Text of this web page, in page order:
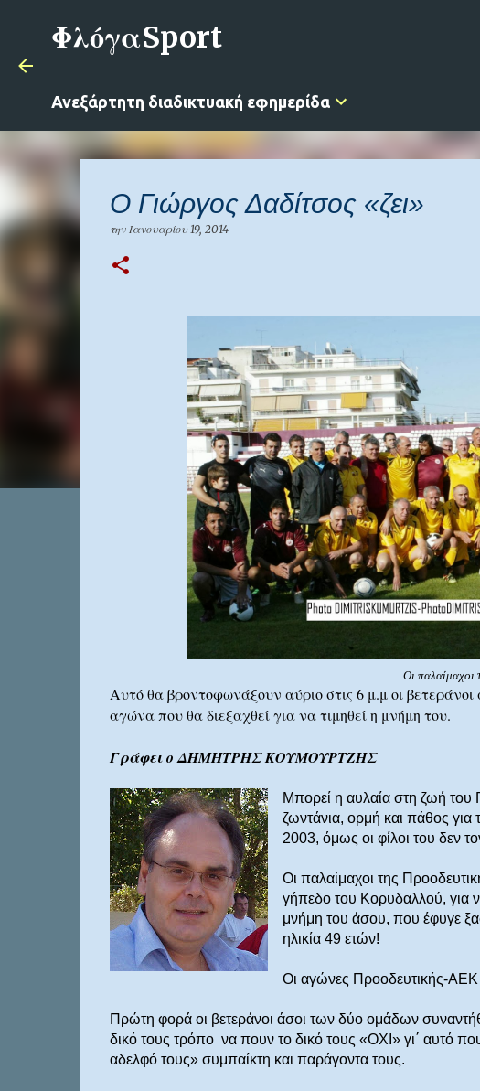
ΦλόγαSport
Ανεξάρτητη διαδικτυακή εφημερίδα
O Γιώργος Δαδίτσος «ζει»
την Ιανουαρίου 19, 2014
Οι
Αυτό θα βροντοφωνάξουν αύριο στις 6 μ.μ οι
αγώνα που θα διεξαχθεί για να τιμηθεί η μνήμη του.
Γράφει ο ΔΗΜΗΤΡΗΣ ΚΟΥΜΟΥΡΤΖΗΣ
Μπορεί η αυλαία στη ζωή
ζωντάνια, ορμή και πάθος για
2003, όμως οι φίλοι του δεν
Οι παλαίμαχοι της
γήπεδο του Κορυδαλλού, για
μνήμη του άσου, που έφυγε
ηλικία 49 ετών!
Οι αγώνες Προοδευτικής-ΑΕΚ
Πρώτη φορά οι βετεράνοι άσοι των δύο ομάδων
δικό τους τρόπο να πουν το δικό τους «ΟΧΙ» γι΄ αυτό
αδελφό τους» συμπαίκτη και παράγοντα τους.